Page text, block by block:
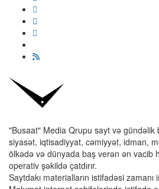
"Busaat" Media Qrupu sayt və gündəlik
siyasət, iqtisadiyyat, cəmiyyət, idman,
ölkədə və dünyada baş verən ən vacib
operativ şəkildə çatdırır.
Saytdakı materialların istifadəsi